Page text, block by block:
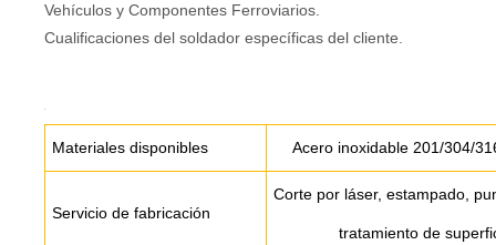
Vehículos y Componentes Ferroviarios.
Cualificaciones del soldador específicas del cliente.
Materiales disponibles Acero inoxidable 201/304/
Servicio de fabricación
Corte por láser, estampado,
tratamiento de